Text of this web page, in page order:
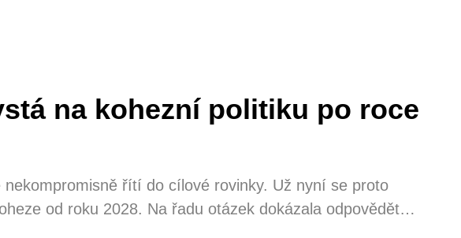
letech dopad na regiony a na projekty
na kohezní politiku po roce
řítí do cílové rovinky. Už nyní se proto
od roku 2028. Na řadu otázek dokázala odpovědět